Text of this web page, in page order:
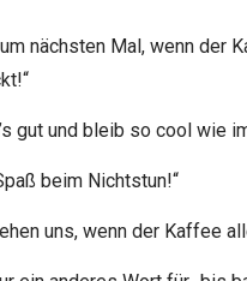
nächsten Mal, wenn der
gut und bleib so cool wie
beim Nichtstun!“
uns, wenn der Kaffee